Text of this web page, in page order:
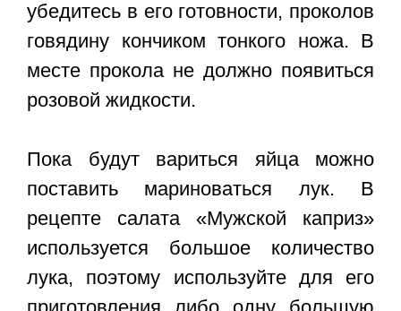
убедитесь в его готовности, проколов
говядину кончиком тонкого ножа. В
месте прокола не должно появиться
розовой жидкости.
Пока будут вариться яйца можно
поставить мариноваться лук. В
рецепте салата «Мужской каприз»
используется большое количество
лука, поэтому используйте для его